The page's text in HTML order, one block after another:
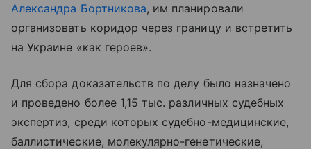
Александра Бортникова, им планировали
организовать коридор через границу и встретить
на Украине «как героев».
Для сбора доказательств по делу было назначено
и проведено более 1,15 тыс. различных судебных
экспертиз, среди которых судебно-медицинские,
баллистические, молекулярно-генетические,